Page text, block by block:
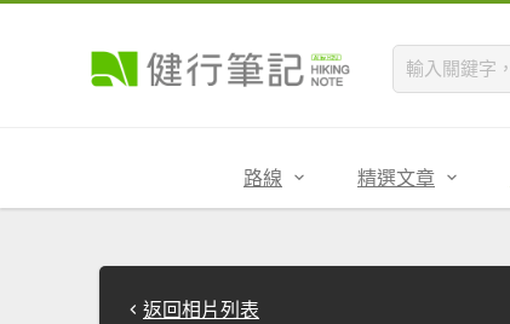
路線 精選文章
返回相片列表